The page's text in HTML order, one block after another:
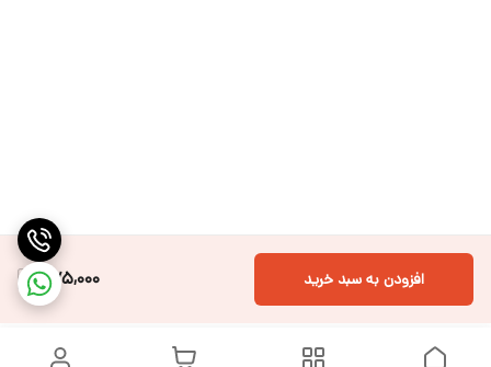
375,000 افزودن به سبد خرید